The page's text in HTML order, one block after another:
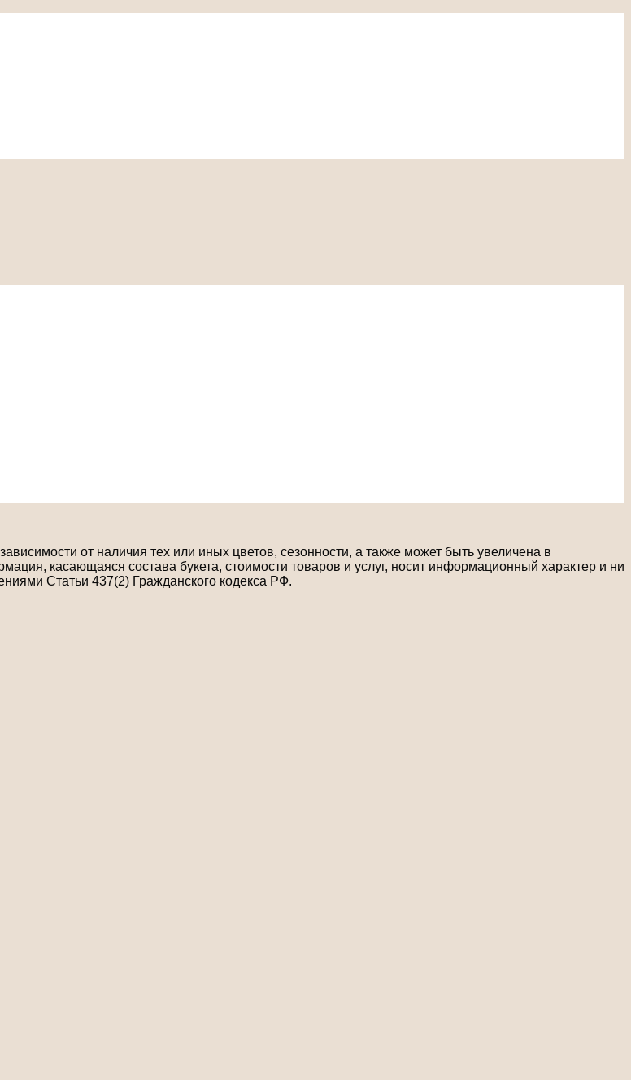
от наличия тех или иных цветов, сезонности, а также может быть увеличена в
касающаяся состава букета, стоимости товаров и услуг, носит информационный характер и ни
Статьи 437(2) Гражданского кодекса РФ.